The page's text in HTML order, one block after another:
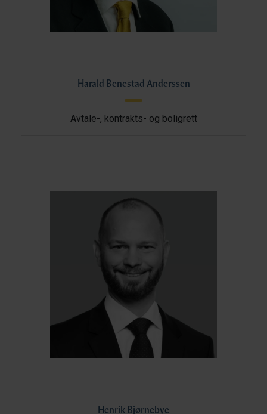
Harald Benestad Anderssen
Avtale-, kontrakts- og boligrett
Henrik Bjørnebye